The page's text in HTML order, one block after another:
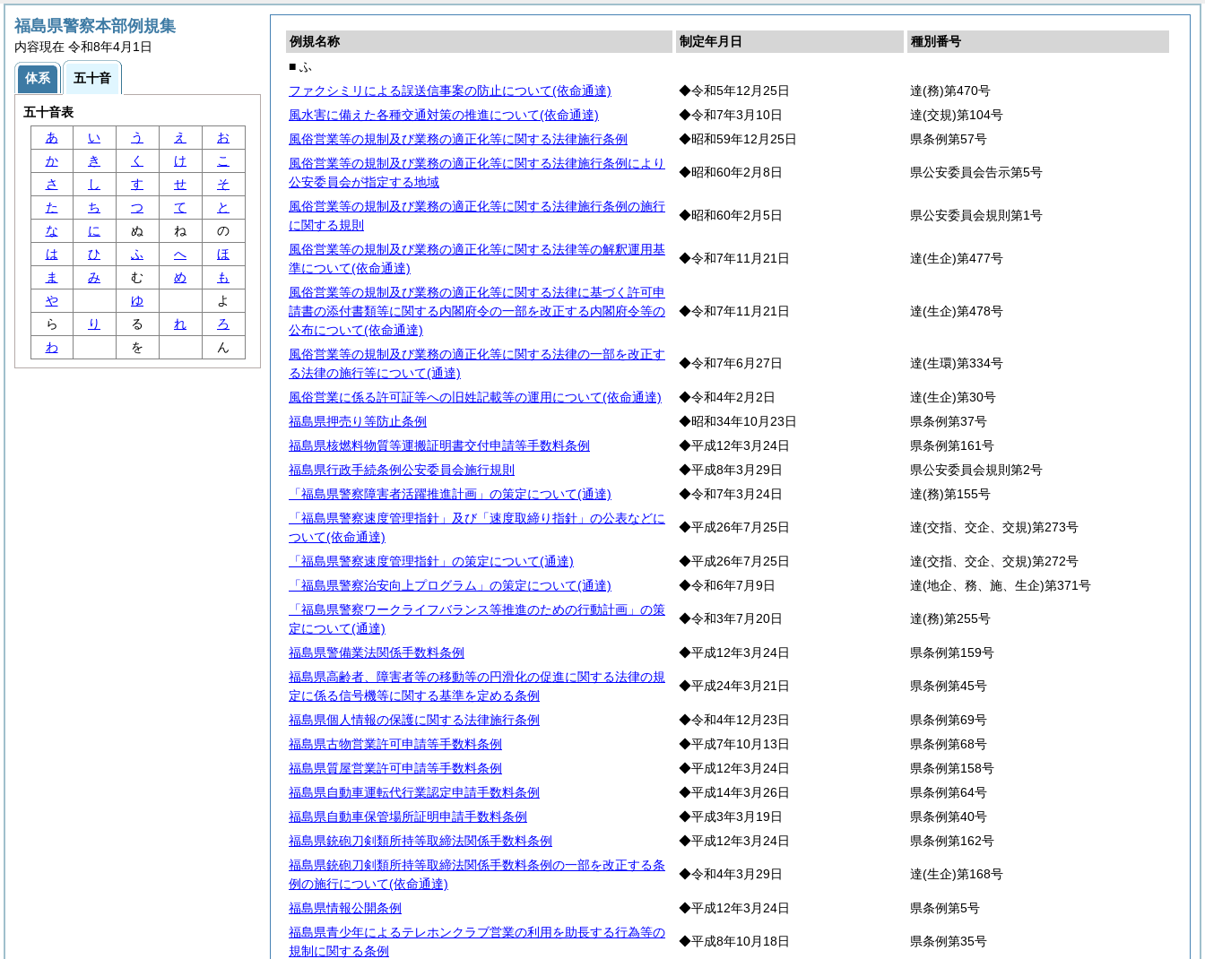
例規名称 制定年月日
種別番号
■ ふ
ファクシミリによる誤送信事案の防止について(依命通達)
◆令和5年12月25日
達(務)第470号
風水害に備えた各種交通対策の推進について(依命通達)
◆令和7年3月10日
達(交規)第104号
風俗営業等の規制及び業務の適正化等に関する法律施行条例
◆昭和59年12月25日
県条例第57号
風俗営業等の規制及び業務の適正化等に関する法律施行条例により
公安委員会が指定する地域
◆昭和60年2月8日 県公安委員会告示第5号
風俗営業等の規制及び業務の適正化等に関する法律施行条例の施行
に関する規則
◆昭和60年2月5日 県公安委員会規則第1号
風俗営業等の規制及び業務の適正化等に関する法律等の解釈運用基
準について(依命通達)
◆令和7年11月21日 達(生企)第477号
風俗営業等の規制及び業務の適正化等に関する法律に基づく許可申
請書の添付書類等に関する内閣府令の一部を改正する内閣府令等の
公布について(依命通達)
◆令和7年11月21日 達(生企)第478号
風俗営業等の規制及び業務の適正化等に関する法律の一部を改正す
る法律の施行等について(通達)
◆令和7年6月27日 達(生環)第334号
風俗営業に係る許可証等への旧姓記載等の運用について(依命通達) ◆令和4年2月2日
達(生企)第30号
福島県押売り等防止条例
◆昭和34年10月23日
県条例第37号
福島県核燃料物質等運搬証明書交付申請等手数料条例
◆平成12年3月24日
県条例第161号
福島県行政手続条例公安委員会施行規則
◆平成8年3月29日
県公安委員会規則第2号
「福島県警察障害者活躍推進計画」の策定について(通達)
◆令和7年3月24日
達(務)第155号
「福島県警察速度管理指針」及び「速度取締り指針」の公表などに
ついて(依命通達)
◆平成26年7月25日 達(交指、交企、交規)第273号
「福島県警察速度管理指針」の策定について(通達) ◆平成26年7月25日
達(交指、交企、交規)第272号
「福島県警察治安向上プログラム」の策定について(通達)
◆令和6年7月9日
達(地企、務、施、生企)第371号
「福島県警察ワークライフバランス等推進のための行動計画」の策
定について(通達)
◆令和3年7月20日 達(務)第255号
福島県警備業法関係手数料条例 ◆平成12年3月24日
県条例第159号
福島県高齢者、障害者等の移動等の円滑化の促進に関する法律の規
定に係る信号機等に関する基準を定める条例
◆平成24年3月21日 県条例第45号
福島県個人情報の保護に関する法律施行条例 ◆令和4年12月23日
県条例第69号
福島県古物営業許可申請等手数料条例
◆平成7年10月13日
県条例第68号
福島県質屋営業許可申請等手数料条例
◆平成12年3月24日
県条例第158号
福島県自動車運転代行業認定申請手数料条例
◆平成14年3月26日
県条例第64号
福島県自動車保管場所証明申請手数料条例
◆平成3年3月19日
県条例第40号
福島県銃砲刀剣類所持等取締法関係手数料条例
◆平成12年3月24日
県条例第162号
福島県銃砲刀剣類所持等取締法関係手数料条例の一部を改正する条
例の施行について(依命通達)
◆令和4年3月29日 達(生企)第168号
福島県情報公開条例 ◆平成12年3月24日
県条例第5号
福島県青少年によるテレホンクラブ営業の利用を助長する行為等の
規制に関する条例
◆平成8年10月18日 県条例第35号
福島県警察本部例規集
内容現在 令和8年4月1日
体系 五十音
五十音表
あ
い う え
お
か
き く け
こ
さ
し す せ
そ
た
ち つ て
と
な
に ぬ ね
の
は
ひ ふ へ
ほ
ま
み む め
も
や
ゆ
よ
ら
り る れ
ろ
わ
を ん